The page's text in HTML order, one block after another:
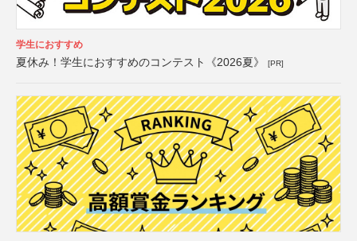
学生におすすめ
夏休み！学生におすすめのコンテスト《2026夏》 [PR]